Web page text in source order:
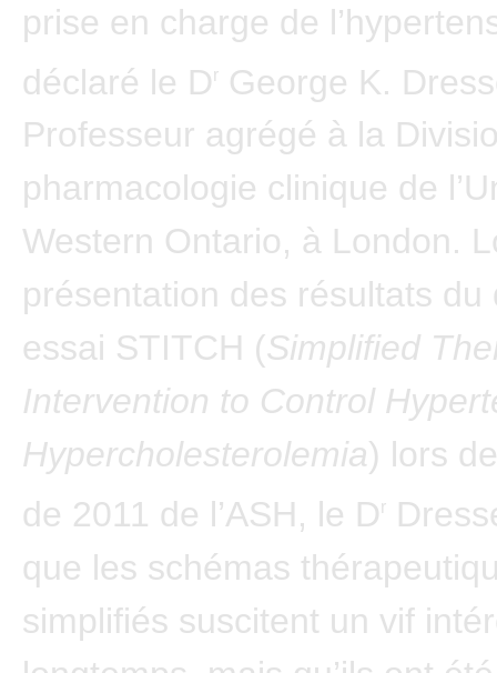
prise en charge de
déclaré le Dr
George K.
Professeur agrégé à la
pharmacologie clinique de
Western Ontario, à London.
présentation des résultats du
essai STITCH (Simplified
Intervention to Control
Hypercholesterolemia) lors
de 2011 de l’ASH, le Dr
que les schémas
simplifiés suscitent un vif